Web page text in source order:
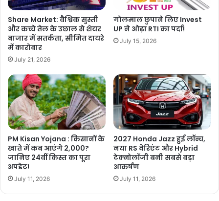
Share Market: वैश्विक सुस्ती
और कच्चे तेल के उछाल से शेयर
बाजार में सतर्कता, सीमित दायरे
में कारोबार
July 21, 2026
गोलमाल छुपाने लिए Invest
UP ने ओढ़ा RTI का पर्दा!
July 15, 2026
PM Kisan Yojana : किसानों के
खाते में कब आएंगे 2,000?
जानिए 24वीं किस्त का पूरा
अपडेट!
July 11, 2026
2027 Honda Jazz हुई लॉन्च,
नया RS वेरिएंट और Hybrid
टेक्नोलॉजी बनी सबसे बड़ा
आकर्षण
July 11, 2026